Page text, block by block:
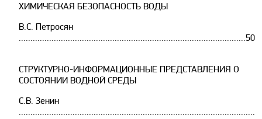
ХИМИЧЕСКАЯ БЕЗОПАСНОСТЬ ВОДЫ
В.С. Петросян
.................................................................................................50
СТРУКТУРНО-ИНФОРМАЦИОННЫЕ ПРЕДСТАВЛЕНИЯ О
СОСТОЯНИИ ВОДНОЙ СРЕДЫ
С.В. Зенин